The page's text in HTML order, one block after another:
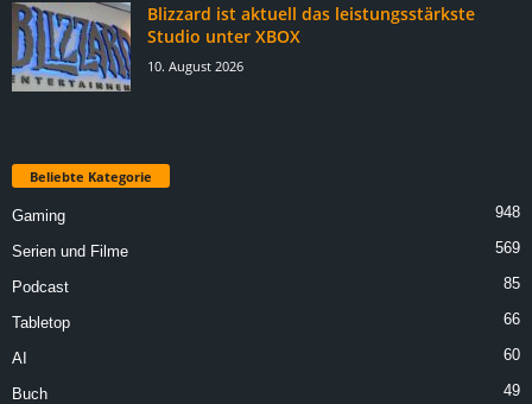
Blizzard ist aktuell das leistungsstärkste
Studio unter XBOX
10. August 2026
Beliebte Kategorie
Gaming 948
Serien und Filme 569
Podcast 85
Tabletop 66
AI 60
Buch 49